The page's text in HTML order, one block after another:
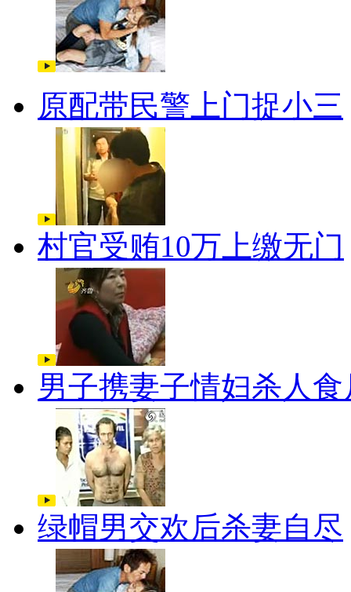
原配带民警上门捉小三
村官受贿10万上缴无门
男子携妻子情妇杀人食
绿帽男交欢后杀妻自尽